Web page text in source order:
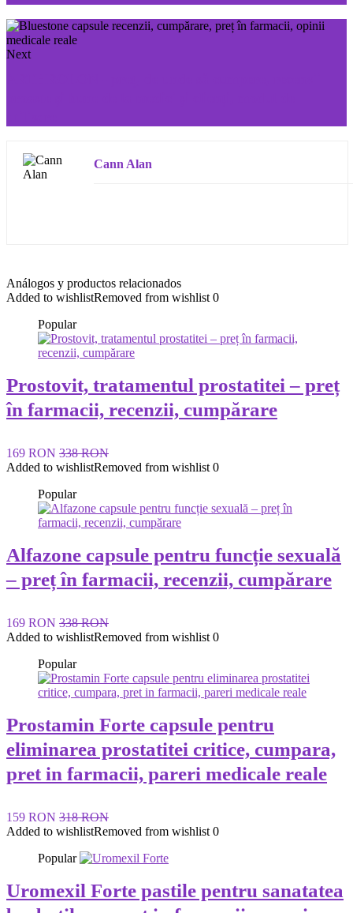
Next
Cann Alan
Análogos y productos relacionados
Added to wishlistRemoved from wishlist 0
Popular
Prostovit, tratamentul prostatitei – preț
în farmacii, recenzii, cumpărare
169 RON 338 RON
Added to wishlistRemoved from wishlist 0
Popular
Alfazone capsule pentru funcție sexuală
– preț în farmacii, recenzii, cumpărare
169 RON 338 RON
Added to wishlistRemoved from wishlist 0
Popular
Prostamin Forte capsule pentru
eliminarea prostatitei critice, cumpara,
pret in farmacii, pareri medicale reale
159 RON 318 RON
Added to wishlistRemoved from wishlist 0
Popular
Uromexil Forte pastile pentru sanatatea